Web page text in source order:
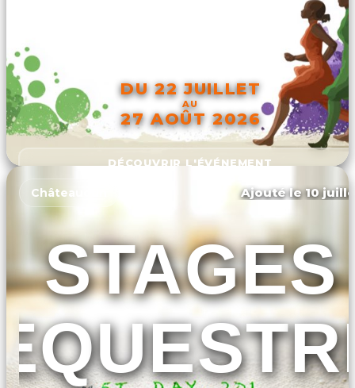
DU 22 JUILLET
AU
27 AOÛT 2026
DÉCOUVRIR L'ÉVÉNEMENT
Châteaudun Ajouté le 10
STAGES